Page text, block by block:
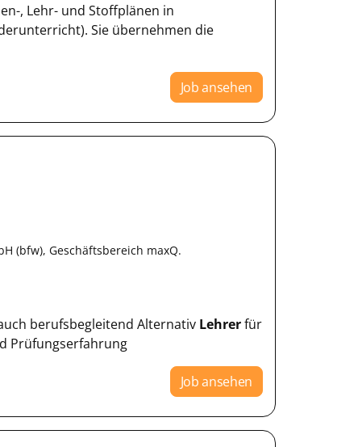
, Lehr- und Stoffplänen in
Sie übernehmen die
Job ansehen
(bfw), Geschäftsbereich maxQ.
berufsbegleitend Alternativ Lehrerfür
Prüfungserfahrung
Job ansehen